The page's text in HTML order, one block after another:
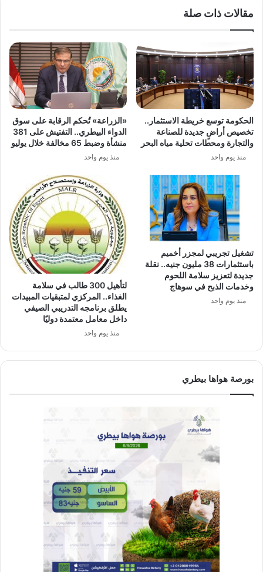
مقالات ذات صلة
الحكومة توسع خريطة الاستثمار..
تخصيص أراضٍ جديدة للصناعة
والتجارة ومحطات تحلية مياه البحر
منذ يوم واحد
«الزراعة» تُحكم الرقابة على سوق
الدواء البيطري.. التفتيش على 381
منشأة وضبط 65 مخالفة خلال يوليو
منذ يوم واحد
تشغيل تجريبي لمجزر أخميم
باستثمارات 38 مليون جنيه.. نقلة
جديدة لتعزيز سلامة اللحوم
وخدمات الذبح في سوهاج
منذ يوم واحد
لتأهيل 300 طالب في سلامة
الغذاء.. المركزي لمتبقيات المبيدات
يطلق برنامجه التدريبي الصيفي
داخل معامل معتمدة دوليًا
منذ يوم واحد
بورصة هواها بيطري